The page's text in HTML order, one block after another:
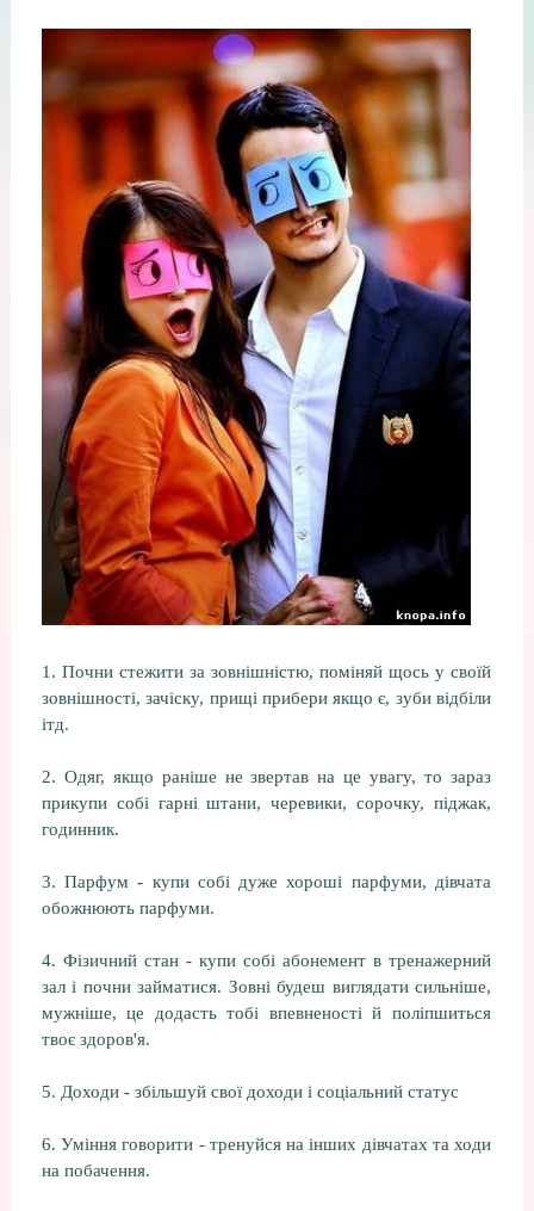
1. Почни стежити за зовнішністю, поміняй щось у своїй
зовнішності, зачіску, прищі прибери якщо є, зуби відбіли
ітд.
2. Одяг, якщо раніше не звертав на це увагу, то зараз
прикупи собі гарні штани, черевики, сорочку, піджак,
годинник.
3. Парфум - купи собі дуже хороші парфуми, дівчата
обожнюють парфуми.
4. Фізичний стан - купи собі абонемент в тренажерний
зал і почни займатися. Зовні будеш виглядати сильніше,
мужніше, це додасть тобі впевненості й поліпшиться
твоє здоров'я.
5. Доходи - збільшуй свої доходи і соціальний статус
6. Уміння говорити - тренуйся на інших дівчатах та ходи
на побачення.